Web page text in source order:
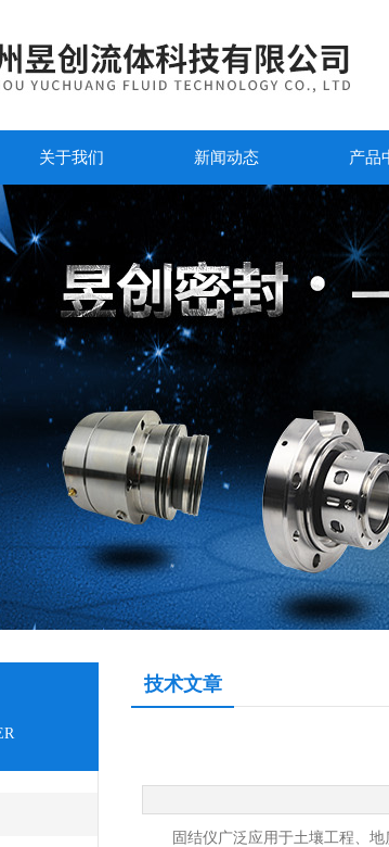
关于我们 新闻动态 产品
技术文章
固结仪广泛应用于土壤工程、地